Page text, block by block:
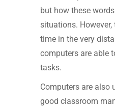
but how these
situations.
time in the very
computers are able
tasks.
Computers are also
good classroom